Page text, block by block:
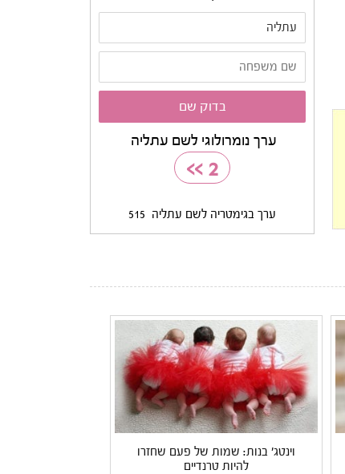
ערך נומרולוגי לשם עתליה
2
>>
ערך בגימטריה לשם עתליה 515
וינטג' בנות: שמות של פעם שחזרו
להיות טרנדיים